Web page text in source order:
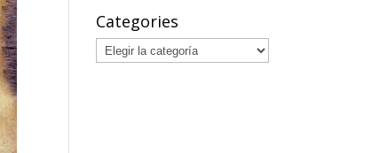
Categories
Categories